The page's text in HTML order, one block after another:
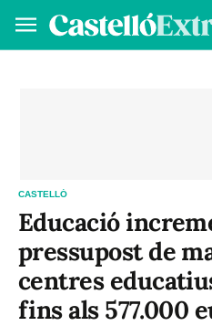
CASTELLÓ
Educació
pressupost de
centres
fins als 577.000